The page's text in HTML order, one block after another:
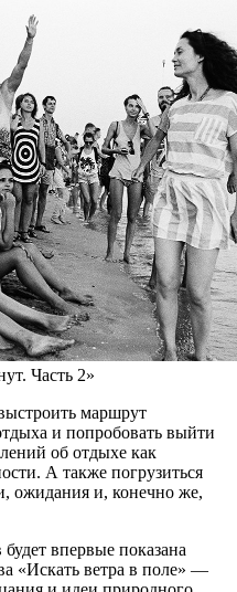
Часть 2»
маршрут
и попробовать выйти
об отдыхе как
А также погрузиться
ожидания и, конечно же,
впервые показана
«Искать ветра в поле» —